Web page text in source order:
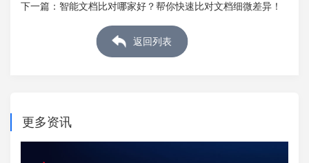
核实践
下一篇： 智能文档比对哪家好？帮你快速比对文档细微差异！
返回列表
更多资讯